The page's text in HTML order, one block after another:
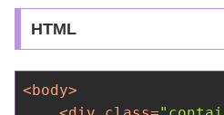
HTML
<body>